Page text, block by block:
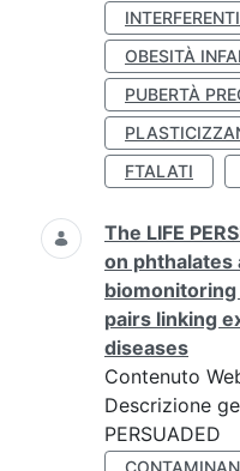
OBESITÀ
PUBERTÀ
FTALATI
The LIFE
on phthalates
pairs linking
diseases
Contenuto
Descrizione
PERSUADED